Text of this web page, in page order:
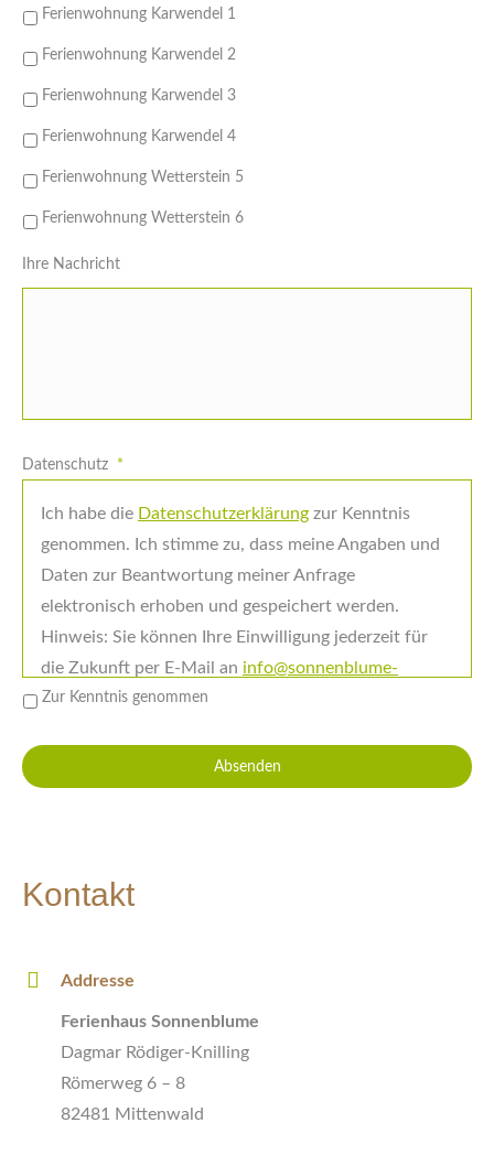
Ferienwohnung Karwendel 1
Ferienwohnung Karwendel 2
Ferienwohnung Karwendel 3
Ferienwohnung Karwendel 4
Ferienwohnung Wetterstein 5
Ferienwohnung Wetterstein 6
Ihre Nachricht
Datenschutz *
Ich habe die Datenschutzerklärung zur Kenntnis
genommen. Ich stimme zu, dass meine Angaben und
Daten zur Beantwortung meiner Anfrage
elektronisch erhoben und gespeichert werden.
Hinweis: Sie können Ihre Einwilligung jederzeit für
die Zukunft per E-Mail an info@sonnenblume-
mittenwald.dewiderrufen.
Zur Kenntnis genommen
Kontakt
Addresse
Ferienhaus Sonnenblume
Dagmar Rödiger-Knilling
Römerweg 6 – 8
82481 Mittenwald